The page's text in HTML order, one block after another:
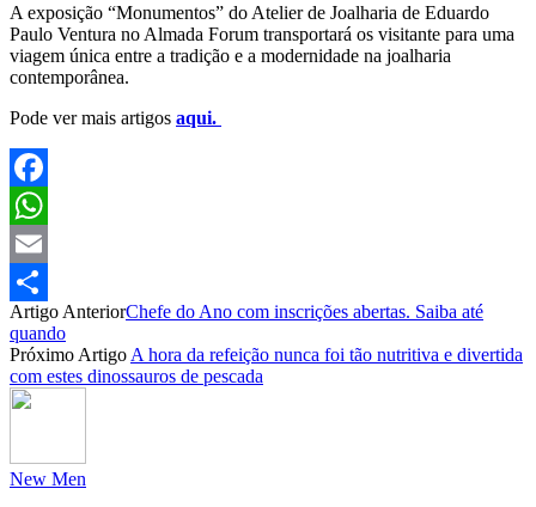
A exposição “Monumentos” do Atelier de Joalharia de Eduardo
Paulo Ventura no Almada Forum transportará os visitante para uma
viagem única entre a tradição e a modernidade na joalharia
contemporânea.
Pode ver mais artigos aqui.
Facebook
WhatsApp
Email
Partilhar
Artigo AnteriorChefe do Ano com inscrições abertas. Saiba até
quando
Próximo Artigo A hora da refeição nunca foi tão nutritiva e divertida
com estes dinossauros de pescada
New Men